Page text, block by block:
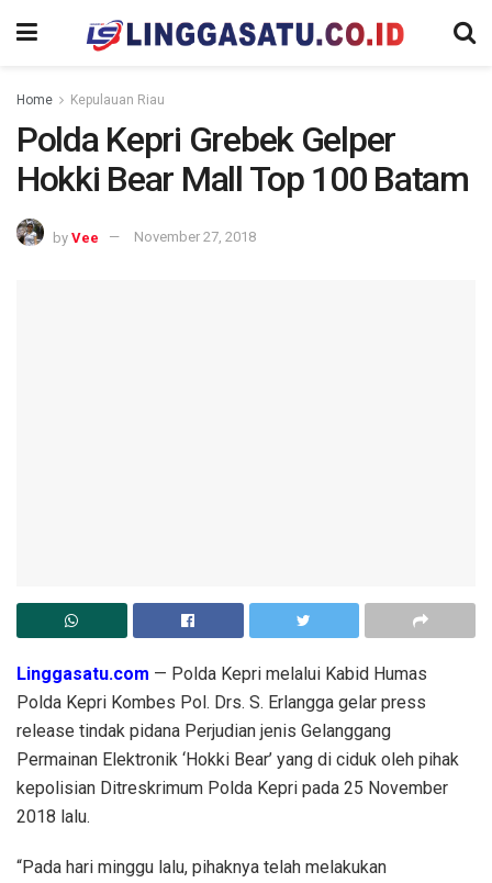
Home Kepulauan Riau
Polda Kepri Grebek Gelper
Hokki Bear Mall Top 100 Batam
by Vee November 27, 2018
Linggasatu.com — Polda Kepri melalui Kabid Humas
Polda Kepri Kombes Pol. Drs. S. Erlangga gelar press
release tindak pidana Perjudian jenis Gelanggang
Permainan Elektronik ‘Hokki Bear’ yang di ciduk oleh pihak
kepolisian Ditreskrimum Polda Kepri pada 25 November
2018 lalu.
“Pada hari minggu lalu, pihaknya telah melakukan